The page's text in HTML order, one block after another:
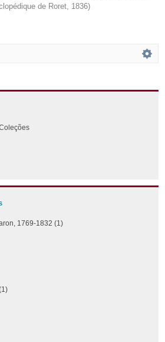
de Roret 1836)
1769-1832 (1)